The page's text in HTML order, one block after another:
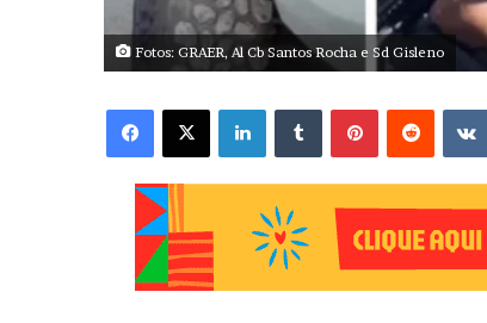
Fotos: GRAER, Al Cb Santos Rocha e Sd Gisleno
Facebook X Linkedin